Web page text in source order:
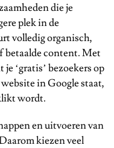
die je
plek in de
volledig organisch,
betaalde content. Met
‘gratis’ bezoekers op
in Google staat,
wordt.
en uitvoeren van
kiezen veel